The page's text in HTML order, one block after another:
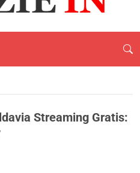
Streaming Gratis: